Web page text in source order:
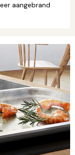
aangebrand